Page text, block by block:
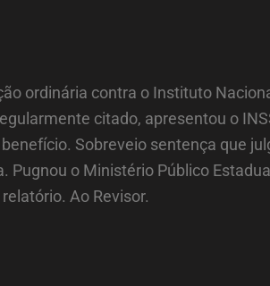
ordinária contra o Instituto
citado, apresentou o
Sobreveio sentença que
o Ministério Público
Ao Revisor.